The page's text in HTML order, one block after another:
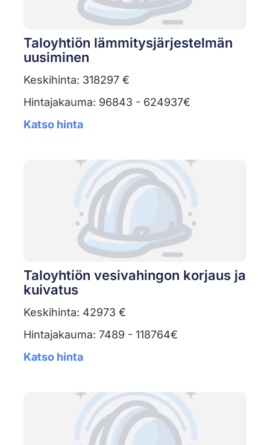
Taloyhtiön lämmitysjärjestelmän
uusiminen
Keskihinta: 318297 €
Hintajakauma: 96843 - 624937€
Katso hinta
Taloyhtiön vesivahingon korjaus ja
kuivatus
Keskihinta: 42973 €
Hintajakauma: 7489 - 118764€
Katso hinta